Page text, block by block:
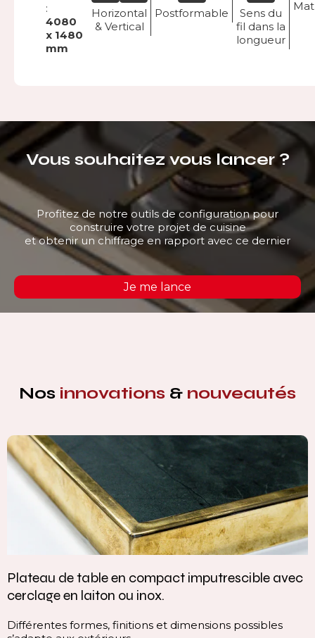
:
4080
x 1480
mm
Horizontal
& Vertical
Postformable
Sens du
fil dans la
longueur
Mat
Vous souhaitez vous lancer ?
Profitez de notre outils de configuration pour
construire votre projet de cuisine
et obtenir un chiffrage en rapport avec ce dernier
Je me lance
Nos innovations & nouveautés
imputrescible avec
dimensions possibles
Vasque intégrée
continuité parfaite
Cette vasque intégrée